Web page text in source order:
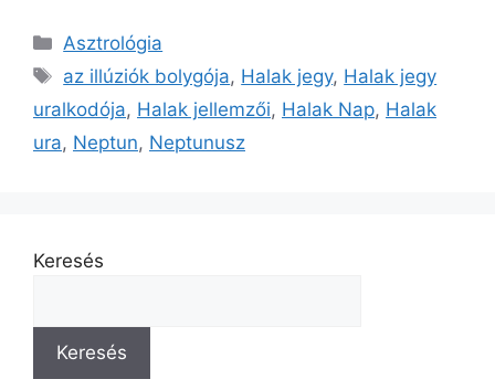
Kategória
Asztrológia
Címkék
az illúziók bolygója, Halak jegy, Halak jegy
uralkodója, Halak jellemzői, Halak Nap, Halak
ura, Neptun, Neptunusz
Keresés
Keresés